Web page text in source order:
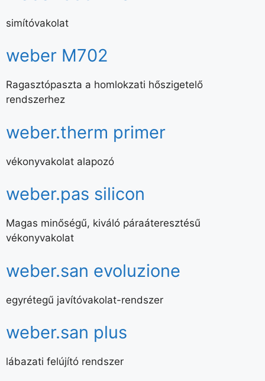
simítóvakolat
weber M702
Ragasztópaszta a homlokzati hőszigetelő
rendszerhez
weber.therm primer
vékonyvakolat alapozó
weber.pas silicon
Magas minőségű, kiváló páraáteresztésű
vékonyvakolat
weber.san evoluzione
egyrétegű javítóvakolat-rendszer
weber.san plus
lábazati felújító rendszer